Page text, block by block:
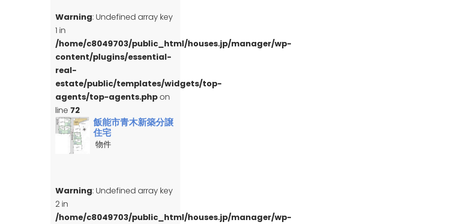
Warning: Undefined array key
1 in
/home/c8049703/public_html/houses.jp/manager/wp-
content/plugins/essential-
real-
estate/public/templates/widgets/top-
agents/top-agents.phpon
line 72
飯能市青木新築分譲
住宅
物件
Warning: Undefined array key
2 in
/home/c8049703/public_html/houses.jp/manager/wp-